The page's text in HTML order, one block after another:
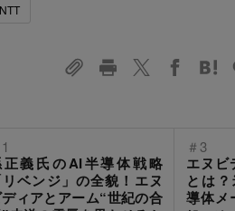
NTT
正義氏のAI半導体戦略
リベンジ」の全貌！エヌ
ディアとアーム“世紀の合
＃3
エヌビ
とは
導体メ